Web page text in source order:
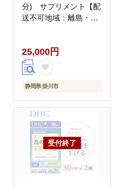
分) サプリメント【配
送不可地域：離島・沖
25,000円
静岡県 掛川市